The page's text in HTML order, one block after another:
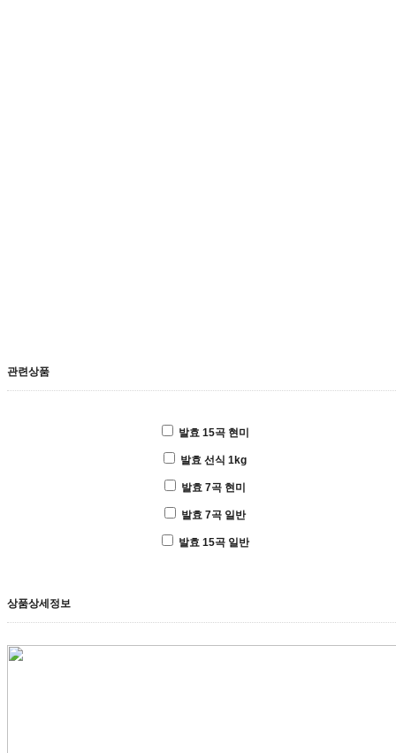
관련상품
발효 15곡 현미
발효 선식 1kg
발효 7곡 현미
발효 7곡 일반
발효 15곡 일반
상품상세정보